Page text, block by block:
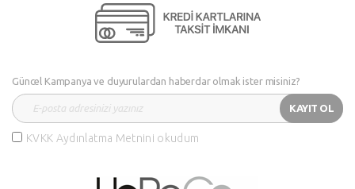
Güncel Kampanya ve duyurulardan haberdar olmak ister misiniz?
KAYIT OL
KVKK Aydınlatma Metnini okudum